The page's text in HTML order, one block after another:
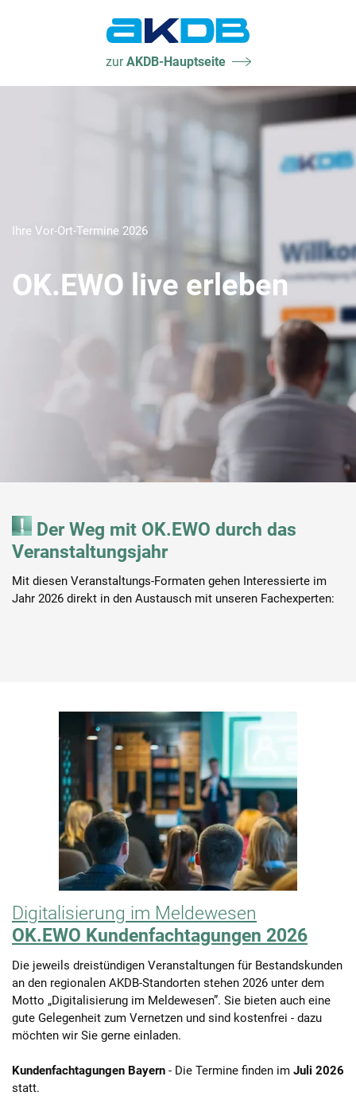
Kommunale
Datenverarbeitung in
zurAKDB-Hauptseite
Ihre Vor-Ort-Termine 2026
OK.EWO live erleben
Der Weg mit OK.EWO durch das
Veranstaltungsjahr
Mit diesen Veranstaltungs-Formaten gehen Interessierte im
Jahr 2026 direkt in den Austausch mit unseren Fachexperten:
Digitalisierung im Meldewesen
OK.EWO Kundenfachtagungen 2026
Die jeweils dreistündigen Veranstaltungen für Bestandskunden
an den regionalen AKDB-Standorten stehen 2026 unter dem
Motto „Digitalisierung im Meldewesen”. Sie bieten auch eine
gute Gelegenheit zum Vernetzen und sind kostenfrei - dazu
möchten wir Sie gerne einladen.
Kundenfachtagungen Bayern - Die Termine finden im Juli 2026
statt.